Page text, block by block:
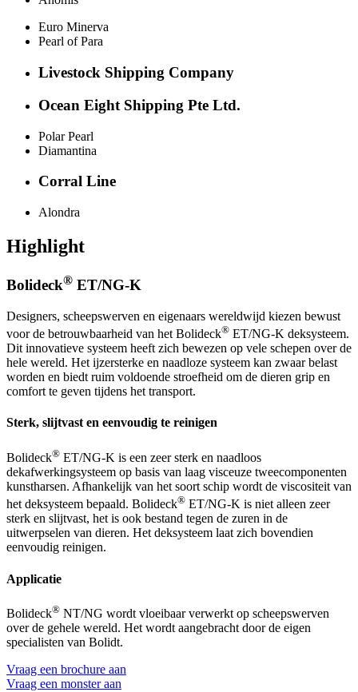
Euro Minerva
Pearl of Para
Livestock Shipping Company
Ocean Eight Shipping Pte Ltd.
Polar Pearl
Diamantina
Corral Line
Alondra
Highlight
Bolideck® ET/NG-K
Designers, scheepswerven en eigenaars wereldwijd kiezen bewust
voor de betrouwbaarheid van het Bolideck® ET/NG-K deksysteem.
Dit innovatieve systeem heeft zich bewezen op vele schepen over de
hele wereld. Het ijzersterke en naadloze systeem kan zwaar belast
worden en biedt ruim voldoende stroefheid om de dieren grip en
comfort te geven tijdens het transport.
Sterk, slijtvast en eenvoudig te reinigen
Bolideck® ET/NG-K is een zeer sterk en naadloos
dekafwerkingsysteem op basis van laag visceuze tweecomponenten
kunstharsen. Afhankelijk van het soort schip wordt de viscositeit van
het deksysteem bepaald. Bolideck® ET/NG-K is niet alleen zeer
sterk en slijtvast, het is ook bestand tegen de zuren in de
uitwerpselen van dieren. Het deksysteem laat zich bovendien
eenvoudig reinigen.
Applicatie
Bolideck® NT/NG wordt vloeibaar verwerkt op scheepswerven
over de gehele wereld. Het wordt aangebracht door de eigen
specialisten van Bolidt.
Vraag een brochure aan
Vraag een monster aan